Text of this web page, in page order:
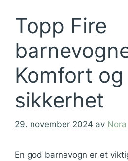
Topp Fire
Komfort og
sikkerhet
29. november 2024 av Nora
En god barnevogn er et